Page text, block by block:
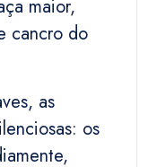
maior,
cancro do
as
os